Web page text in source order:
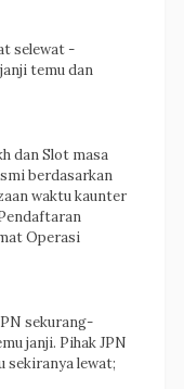
selewat -
temu dan
dan Slot masa
berdasarkan
waktu kaunter
Operasi
sekurang-
janji. Pihak JPN
sekiranya lewat;